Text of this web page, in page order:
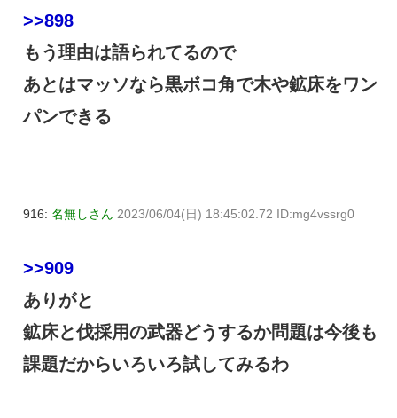
>>898
もう理由は語られてるので
あとはマッソなら黒ボコ角で木や鉱床をワン
パンできる
916: 名無しさん 2023/06/04(日) 18:45:02.72 ID:mg4vssrg0
>>909
ありがと
鉱床と伐採用の武器どうするか問題は今後も
課題だからいろいろ試してみるわ